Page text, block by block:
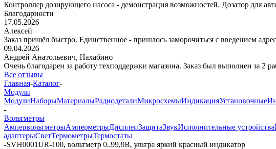
Контроллер дозирующего насоса - демонстрация возможностей. Дозатор для
Благодарности
17.05.2026
Алексей
Заказ пришёл быстро. Единственное - пришлось заморочиться с введением
09.04.2026
Андрей Анатольевич, Нахабино
Очень благодарен за работу техподдержки магазина. Заказ был выполнен за 2
Все отзывы
Главная-Каталог-
Модули
МодулиНаборыМатериалыРадиодеталиМикросхемыИндикацияУстановочные
-
Вольтметры
АмпервольтметрыАмперметрыДисплеиЗащитаЗвукИсполнительные устройства
адаптерыСветТермометрыТермостаты
-SVH0001UR-100, вольтметр 0..99,9В, ультра яркий красный индикатор